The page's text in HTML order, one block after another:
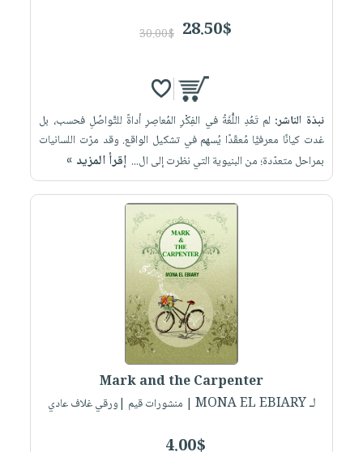
28.50$
30.00$
نبذة الناشر: لم تَعُدِ اللُّغَةُ في الفِكْرِ المُعاصِرِ أداةً للتَّواصُلِ فحسب، بل
غدت كيانًا معرفيًّا مُعقّدًا يُسهم في تشكيل الواقع. وقد مرّت اللسانيات
بمراحل متعدّدة؛ من البنيوية التي نظرت إلى ال... إقرأ المزيد »
Mark and the Carpenter
لـ MONA EL EBIARY
| منشورات قيم |ورقي غلاف عادي